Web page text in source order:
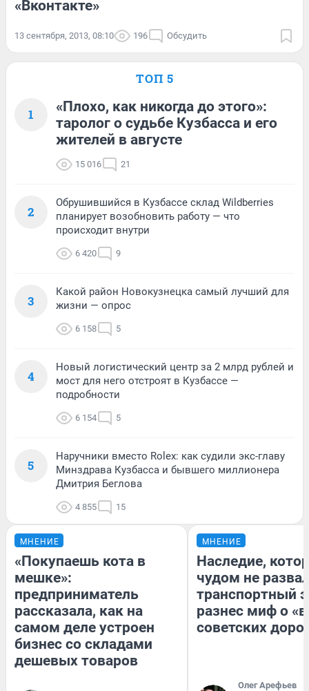
«Вконтакте»
13 сентября, 2013, 08:10 196 Обсудить
ТОП 5
1
«Плохо, как никогда до этого»:
таролог о судьбе Кузбасса и его
жителей в августе
15 016 21
2
Обрушившийся в Кузбассе склад Wildberries
планирует возобновить работу — что
происходит внутри
6 420 9
3
Какой район Новокузнецка самый лучший для
жизни — опрос
6 158 5
4
Новый логистический центр за 2 млрд рублей и
мост для него отстроят в Кузбассе —
подробности
6 154 5
5
Наручники вместо Rolex: как судили экс-главу
Минздрава Кузбасса и бывшего миллионера
Дмитрия Беглова
4 855 15
МНЕНИЕ
«Покупаешь кота в
мешке»:
предприниматель
рассказала, как на
самом деле устроен
бизнес со складами
дешевых товаров
МНЕНИЕ
Наследие,
чудом не
транспортный
разнес миф о
советских
Олег Арефьев